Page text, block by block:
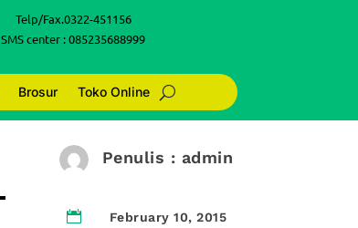
Telp/Fax.0322-451156
SMS center : 085235688999
Brosur Toko Online
Penulis : admin
 February 10, 2015